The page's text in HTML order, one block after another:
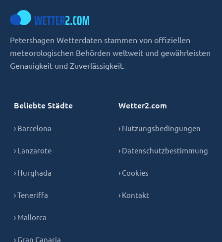
Petershagen Wetterdaten stammen von offiziellen
meteorologischen Behörden weltweit und gewährleisten
Genauigkeit und Zuverlässigkeit.
Beliebte Städte
› Barcelona
› Lanzarote
› Hurghada
› Teneriffa
› Mallorca
› Gran Canaria
Wetter2.com
› Nutzungsbedingungen
› Datenschutzbestimmung
› Cookies
› Kontakt